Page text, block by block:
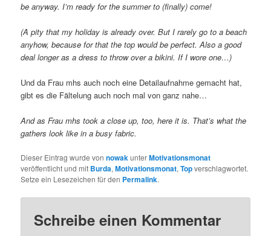
be anyway. I’m ready for the summer to (finally) come!
(A pity that my holiday is already over. But I rarely go to a beach
anyhow, because for that the top would be perfect. Also a good
deal longer as a dress to throw over a bikini. If I wore one…)
Und da Frau mhs auch noch eine Detailaufnahme gemacht hat,
gibt es die Fältelung auch noch mal von ganz nahe…
And as Frau mhs took a close up, too, here it is. That’s what the
gathers look like in a busy fabric.
Dieser Eintrag wurde vonnowakunterMotivationsmonat
veröffentlicht und mit Burda,Motivationsmonat,Topverschlagwortet.
Setze ein Lesezeichen für den Permalink.
Schreibe einen Kommentar